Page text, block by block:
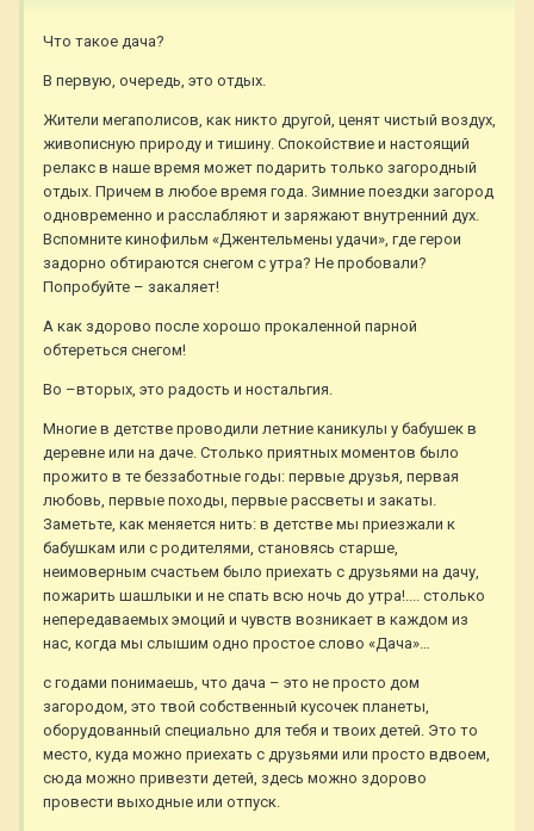
Что такое дача?
В первую, очередь, это отдых.
Жители мегаполисов, как никто другой, ценят чистый воздух,
живописную природу и тишину. Спокойствие и настоящий
релакс в наше время может подарить только загородный
отдых. Причем в любое время года. Зимние поездки загород
одновременно и расслабляют и заряжают внутренний дух.
Вспомните кинофильм «Джентельмены удачи», где герои
задорно обтираются снегом с утра? Не пробовали?
Попробуйте – закаляет!
А как здорово после хорошо прокаленной парной
обтереться снегом!
Во –вторых, это радость и ностальгия.
Многие в детстве проводили летние каникулы у бабушек в
деревне или на даче. Столько приятных моментов было
прожито в те беззаботные годы: первые друзья, первая
любовь, первые походы, первые рассветы и закаты.
Заметьте, как меняется нить: в детстве мы приезжали к
бабушкам или с родителями, становясь старше,
неимоверным счастьем было приехать с друзьями на дачу,
пожарить шашлыки и не спать всю ночь до утра!.... столько
непередаваемых эмоций и чувств возникает в каждом из
нас, когда мы слышим одно простое слово «Дача»…
с годами понимаешь, что дача – это не просто дом
загородом, это твой собственный кусочек планеты,
оборудованный специально для тебя и твоих детей. Это то
место, куда можно приехать с друзьями или просто вдвоем,
сюда можно привезти детей, здесь можно здорово
провести выходные или отпуск.